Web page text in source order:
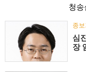
청송
종
심
장